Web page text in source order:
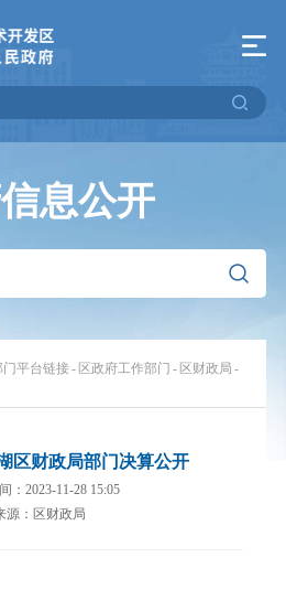
息公开
门平台链接- 区政府工作部门 - 区财政局 -
区财政局部门决算公开
：2023-11-28 15:05
源：区财政局